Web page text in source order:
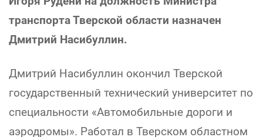
транспорта Тверской области назначен
Дмитрий Насибуллин.
Дмитрий Насибуллин окончил Тверской
государственный технический университет по
специальности «Автомобильные дороги и
аэродромы». Работал в Тверском областном